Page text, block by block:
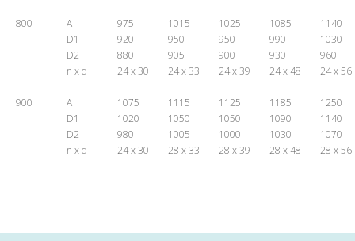
800 A 975 1015 1025 1085
1140
D1
920 950 950 990
1030
D2
880 905 900 930
960
n x d
24 x 30 24 x 33 24 x 39 24 x 48 24 x 56
900 A 1075 1115 1125 1185
1250
D1
1020 1050 1050 1090
1140
D2
980 1005 1000 1030
1070
n x d
24 x 30 28 x 33 28 x 39 28 x 48 28 x 56